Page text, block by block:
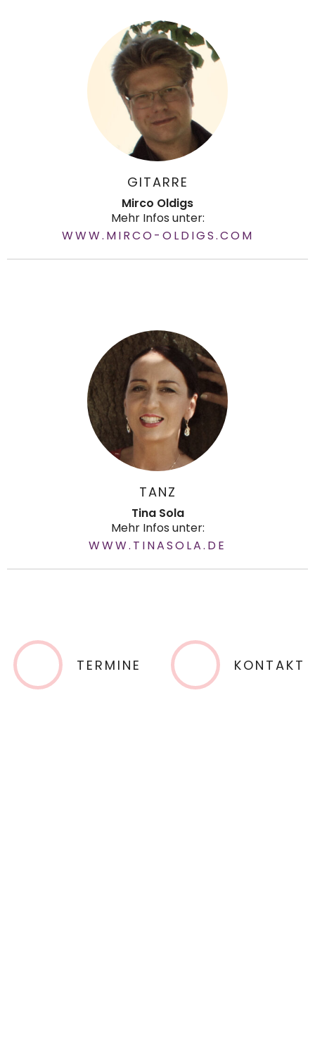
GITARRE
Mirco Oldigs
Mehr Infos unter:
WWW.MIRCO-OLDIGS.COM
TANZ
Tina Sola
Mehr Infos unter:
WWW.TINASOLA.DE
TERMINE KONTAKT